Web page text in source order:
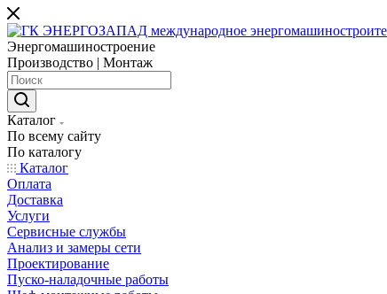
Энергомашиностроение
Производство | Монтаж
Каталог
По всему сайту
По каталогу
Каталог
Оплата
Доставка
Услуги
Сервисные службы
Анализ и замеры сети
Проектирование
Пуско-наладочные работы